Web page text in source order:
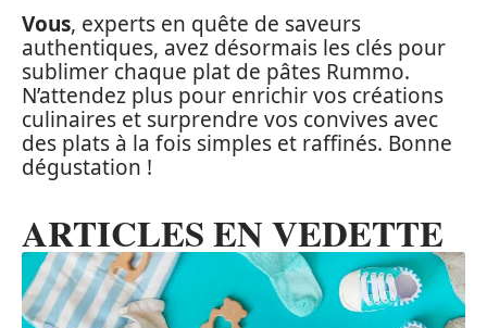
Vous, experts en quête de saveurs
authentiques, avez désormais les clés pour
sublimer chaque plat de pâtes Rummo.
N’attendez plus pour enrichir vos créations
culinaires et surprendre vos convives avec
des plats à la fois simples et raffinés. Bonne
dégustation !
ARTICLES EN VEDETTE